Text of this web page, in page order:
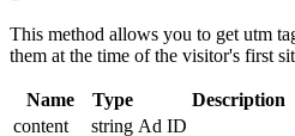
This method allows you to get utm
them at the time of the visitor's first
Name Type
Description
content
string Ad ID